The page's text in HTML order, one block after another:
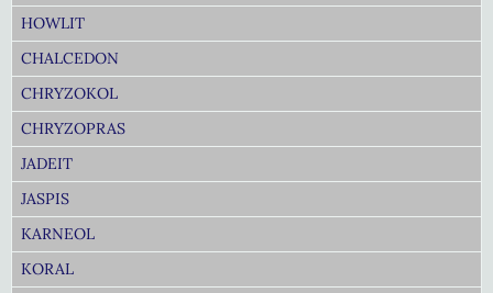
HOWLIT
CHALCEDON
CHRYZOKOL
CHRYZOPRAS
JADEIT
JASPIS
KARNEOL
KORAL